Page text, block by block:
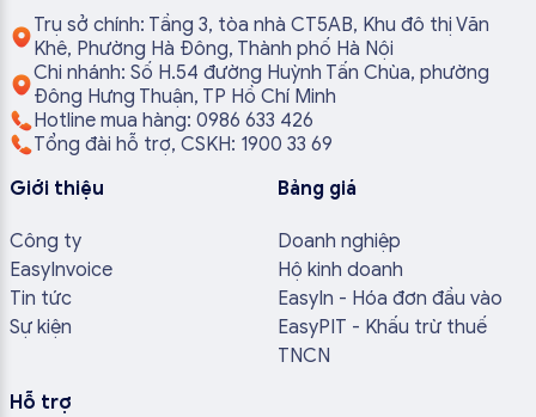
Trụ sở chính: Tầng 3, tòa nhà CT5AB, Khu đô thị Văn
Khê, Phường Hà Đông, Thành phố Hà Nội
Chi nhánh: Số H.54 đường Huỳnh Tấn Chùa, phường
Đông Hưng Thuận, TP Hồ Chí Minh
Hotline mua hàng: 0986 633 426
Tổng đài hỗ trợ, CSKH: 1900 33 69
Giới thiệu
Công ty
EasyInvoice
Tin tức
Sự kiện
Bảng giá
Doanh nghiệp
Hộ kinh doanh
EasyIn - Hóa đơn đầu vào
EasyPIT - Khấu trừ thuế
TNCN
Hỗ trợ